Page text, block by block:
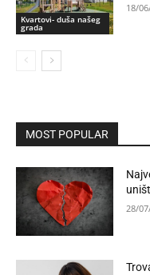
Kvartovi- duša našeg
grada
18/
MOST POPULAR
28/